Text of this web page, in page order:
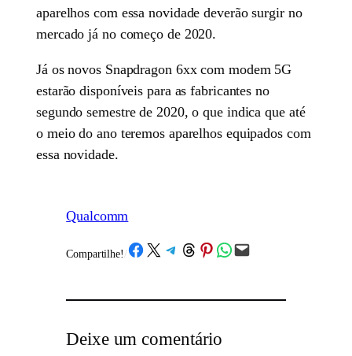
aparelhos com essa novidade deverão surgir no
mercado já no começo de 2020.
Já os novos Snapdragon 6xx com modem 5G
estarão disponíveis para as fabricantes no
segundo semestre de 2020, o que indica que até
o meio do ano teremos aparelhos equipados com
essa novidade.
Qualcomm
Compartilhe! /Share on Facebook
Share on X Share on Telegram
Share on Threads
Share on Pinterest
Share on WhatsApp
Email this Page
Deixe um comentário